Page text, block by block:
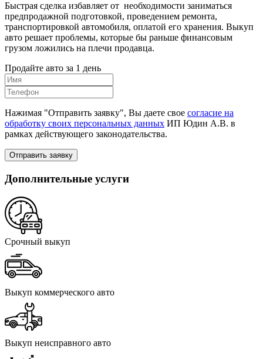
Быстрая сделка избавляет от необходимости заниматься
предпродажной подготовкой, проведением ремонта,
транспортировкой автомобиля, оплатой его хранения. Выкуп
авто решает проблемы, которые бы раньше финансовым
грузом ложились на плечи продавца.
Продайте авто за 1 день
Нажимая "Отправить заявку", Вы даете свое согласие на
обработку своих персональных данных ИП Юдин А.В. в
рамках действующего законодательства.
Отправить заявку
Дополнительные услуги
Срочный выкуп
Выкуп коммерческого авто
Выкуп неисправного авто